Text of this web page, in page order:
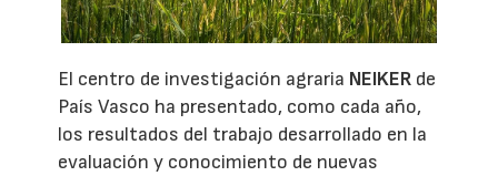
El centro de investigación agraria NEIKER de
País Vasco ha presentado, como cada año,
los resultados del trabajo desarrollado en la
evaluación y conocimiento de nuevas